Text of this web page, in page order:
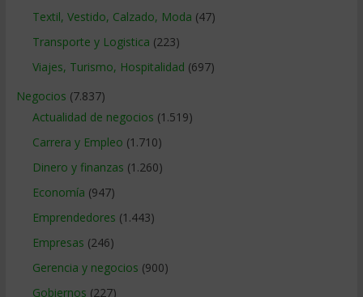
Textil, Vestido, Calzado, Moda (47)
Transporte y Logistica (223)
Viajes, Turismo, Hospitalidad (697)
Negocios (7.837)
Actualidad de negocios (1.519)
Carrera y Empleo (1.710)
Dinero y finanzas (1.260)
Economía (947)
Emprendedores (1.443)
Empresas (246)
Gerencia y negocios (900)
Gobiernos (227)